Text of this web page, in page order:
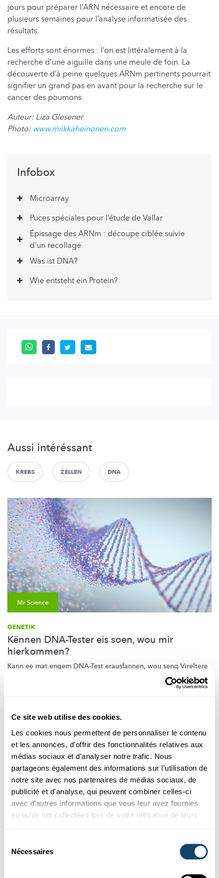
Ce site web utilise des cookies.
Les cookies nous permettent de personnaliser le contenu
et les annonces, d'offrir des fonctionnalités relatives aux
médias sociaux et d'analyser notre trafic. Nous
partageons également des informations sur l'utilisation de
notre site avec nos partenaires de médias sociaux, de
publicité et d'analyse, qui peuvent combiner celles-ci
avec d'autres informations que vous leur avez fournies
ou qu'ils ont collectées lors de votre utilisation de leurs
Nécessaires
jours pour préparer l’ARN nécessaire et encore de
plusieurs semaines pour l’analyse informatisée des
résultats.
Les efforts sont énormes : l’on est littéralement à la
recherche d’une aiguille dans une meule de foin. La
découverte d’à peine quelques ARNm pertinents pourrait
signifier un grand pas en avant pour la recherche sur le
cancer des poumons.
Auteur: Liza Glesener
Photo: www.miikkaheinonen.com
Infobox
Microarray
Puces spéciales pour l’étude de Vallar
Épissage des ARNm : découpe ciblée suivie
d'un recollage
Was ist DNA?
Wie entsteht ein Protein?
Aussi intéréssant
KREBS ZELLEN DNA
Mr Science
GENETIK
Kënnen DNA-Tester eis soen, wou mir
hierkommen?
Kann ee mat engem DNA-Test erausfannen, wou seng Vireltere
Recherche au Luxembourg
Ein revolutionäres Werkzeug für die